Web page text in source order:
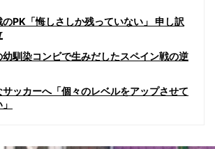
PK「悔しさしか残っていない」 申し訳
幼馴染コンビで生みだしたスペイン戦の逆
サッカーへ「個々のレベルをアップさせて